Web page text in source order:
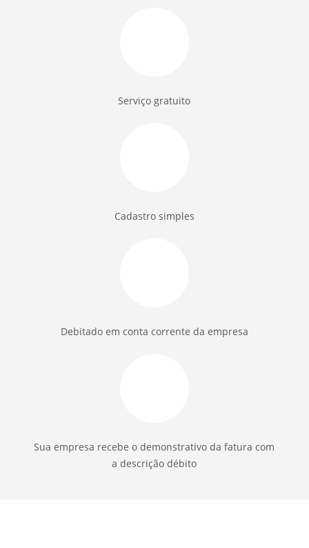
Serviço gratuito
Cadastro simples
Debitado em conta corrente da empresa
Sua empresa recebe o demonstrativo da fatura com
a descrição débito